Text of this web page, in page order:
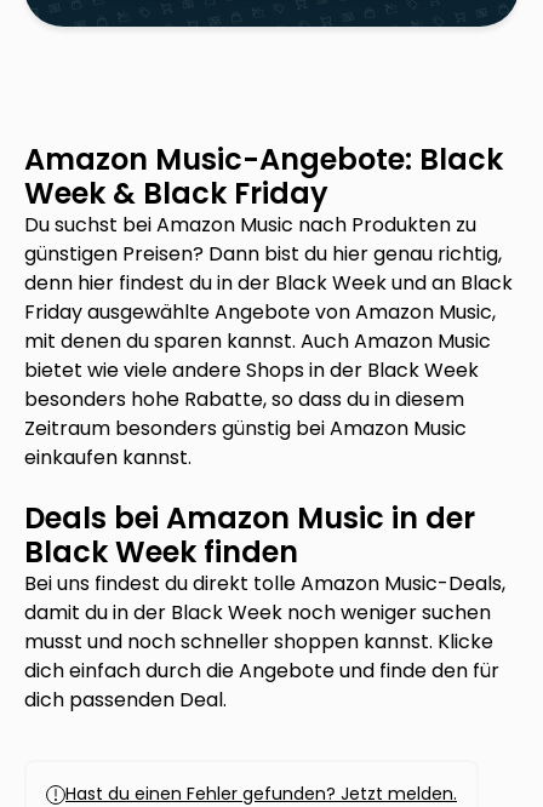
Amazon Music-Angebote: Black
Week & Black Friday
Du suchst beiAmazon Music nach Produkten zu
günstigen Preisen? Dann bist du hier genau richtig,
denn hier findest du in der Black Week und an Black
Friday ausgewählte Angebote vonAmazon Music,
mit denen du sparen kannst. AuchAmazon Music
bietet wie viele andere Shops in der Black Week
besonders hohe Rabatte, so dass du in diesem
Zeitraum besonders günstig beiAmazon Music
einkaufen kannst.
Deals bei Amazon Music in der
Black Week finden
Bei uns findest du direkt tolleAmazon Music-Deals,
damit du in der Black Week noch weniger suchen
musst und noch schneller shoppen kannst. Klicke
dich einfach durch die Angebote und finde den für
dich passenden Deal.
Hast du einen Fehler gefunden? Jetzt melden.